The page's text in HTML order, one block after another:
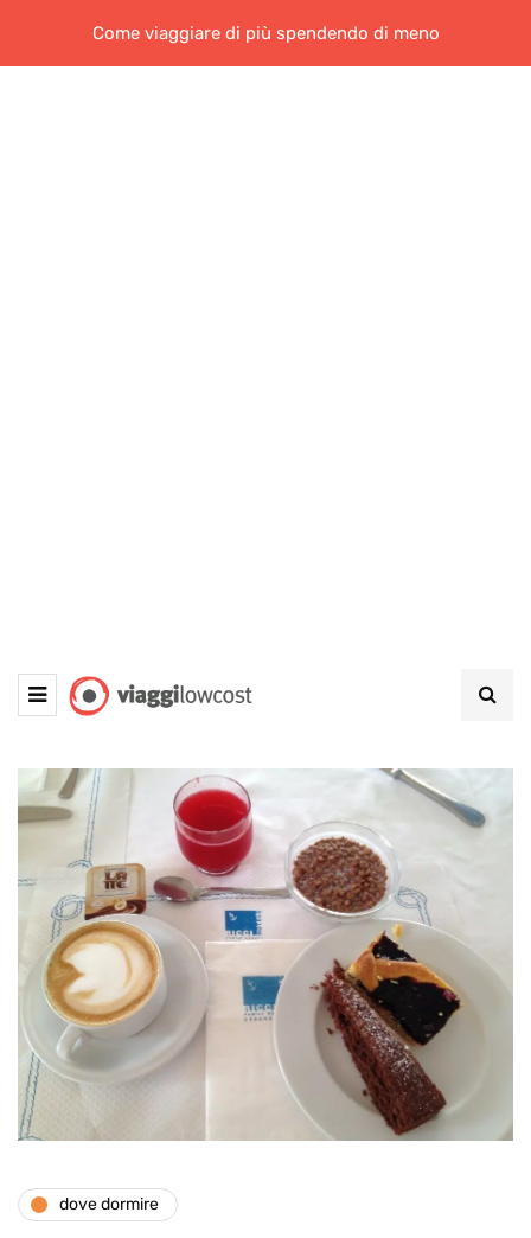
Come viaggiare di più spendendo di meno
dove dormire